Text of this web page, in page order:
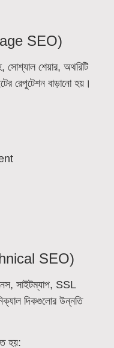
SEO)
সোশ্যাল শেয়ার, অথরিটি
রেপুটেশন বাড়ানো হয়।
SEO)
সাইটম্যাপ, SSL
দিকগুলোর উন্নতি
হয়: